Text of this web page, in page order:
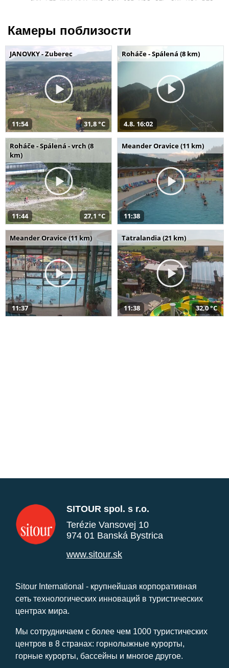
Камеры поблизости
JANOVKY - Zuberec
11:54 31,8 °C
Roháče - Spálená (8 km)
4.8. 16:02
Roháče - Spálená - vrch (8
km)
11:44 27,1 °C
Meander Oravice (11 km)
11:38
Meander Oravice (11 km)
11:37
Tatralandia (21 km)
11:38 32,0 °C
SITOUR spol. s r.o.
Terézie Vansovej 10
974 01 Banská Bystrica
www.sitour.sk
Sitour International - крупнейшая корпоративная
сеть технологических инноваций в туристических
центрах мира.
Мы сотрудничаем с более чем 1000 туристических
центров в 8 странах: горнолыжные курорты,
горные курорты, бассейны и многое другое.